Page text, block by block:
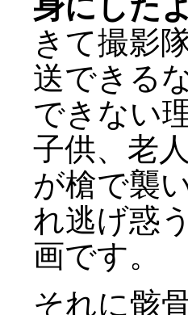
きて撮影
送できる
できない
子供、老
が槍で襲
れ逃げ惑
画です。
それに骸